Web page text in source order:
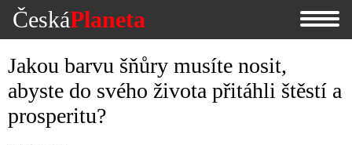
ČeskáPlaneta
Jakou barvu šňůry musíte nosit,
abyste do svého života přitáhli štěstí a
prosperitu?